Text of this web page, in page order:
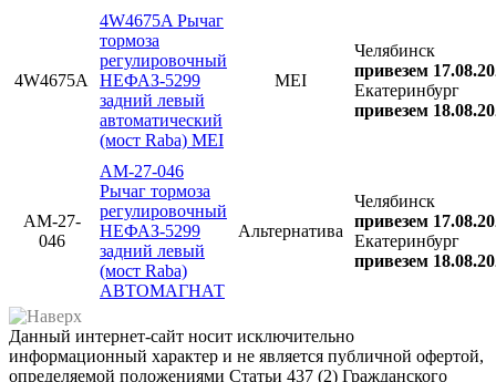
4W4675A
4W4675A Рычаг
тормоза
регулировочный
НЕФАЗ-5299
задний левый
автоматический
(мост Raba) MEI
MEI
Челябинск
привезем
Екатеринбург
привезем
AM-27-
046
AM-27-046
Рычаг тормоза
регулировочный
НЕФАЗ-5299
задний левый
(мост Raba)
АВТОМАГНАТ
Альтернатива
Челябинск
привезем
Екатеринбург
привезем
Данный интернет-сайт носит исключительно
информационный характер и не является публичной офертой,
определяемой положениями Статьи 437 (2) Гражданского